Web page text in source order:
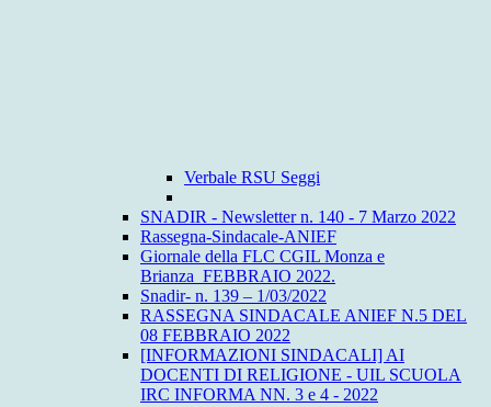
Verbale RSU Seggi
SNADIR - Newsletter n. 140 - 7 Marzo 2022
Rassegna-Sindacale-ANIEF
Giornale della FLC CGIL Monza e
Brianza_FEBBRAIO 2022.
Snadir- n. 139 – 1/03/2022
RASSEGNA SINDACALE ANIEF N.5 DEL
08 FEBBRAIO 2022
[INFORMAZIONI SINDACALI] AI
DOCENTI DI RELIGIONE - UIL SCUOLA
IRC INFORMA NN. 3 e 4 - 2022